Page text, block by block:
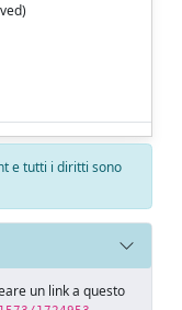
e tutti i diritti sono
un link a questo